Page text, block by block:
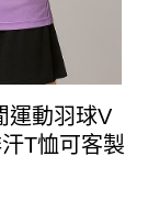
運動羽球V
T恤可客製